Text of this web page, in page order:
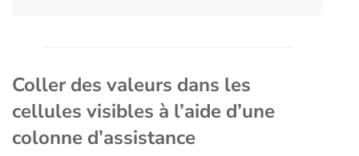
Coller des valeurs dans les
cellules visibles à l’aide d’une
colonne d’assistance